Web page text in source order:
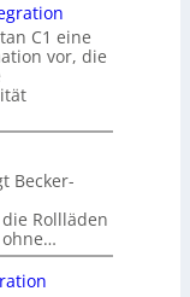
C1 eine
vor, die
Becker-
Rollläden